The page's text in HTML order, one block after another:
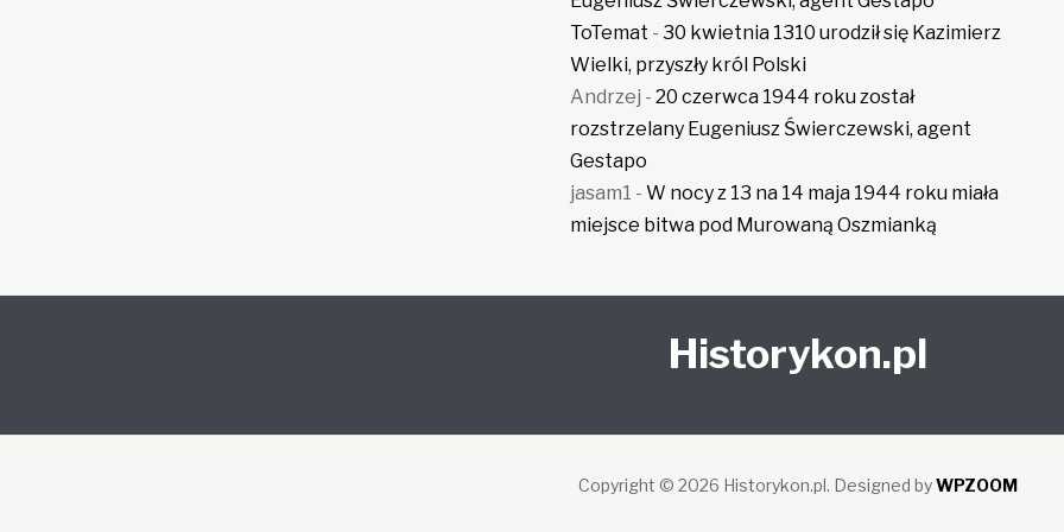
ToTemat -30 kwietnia 1310 urodził się Kazimierz
Wielki, przyszły król Polski
Andrzej -20 czerwca 1944 roku został
rozstrzelany Eugeniusz Świerczewski, agent
Gestapo
jasam1 -W nocy z 13 na 14 maja 1944 roku miała
miejsce bitwa pod Murowaną Oszmianką
Historykon.pl
Copyright © 2026 Historykon.pl. Designed byWPZOOM